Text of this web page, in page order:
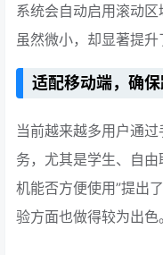
系统会自动启用滚动
虽然微小，却显著提升
适配移动端，确
当前越来越多用户通
务，尤其是学生、自
机能否方便使用”提出
验方面也做得较为出色。